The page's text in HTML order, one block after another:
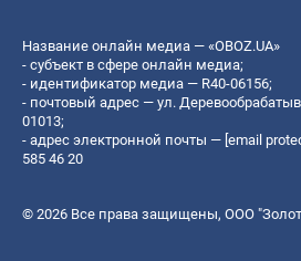
Название онлайн медиа — «OBOZ.UA»
- субъект в сфере онлайн медиа;
- идентификатор медиа — R40-06156;
- почтовый адрес — ул.
01013;
- адрес электронной почты — [email
585 46 20
© 2026 Все права защищены, ООО